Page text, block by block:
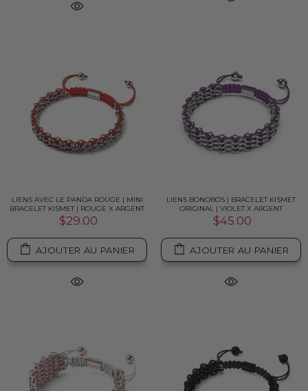
LIENS AVEC LE PANDA ROUGE | MINI
BRACELET KISMET | ROUGE X ARGENT
$29.00
AJOUTER AU PANIER
LIENS BONOBOS | BRACELET KISMET
ORIGINAL | VIOLET X ARGENT
$45.00
AJOUTER AU PANIER